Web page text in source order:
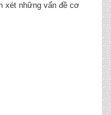
xét những vấn đề cơ